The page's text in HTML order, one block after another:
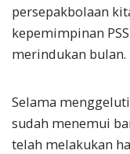
persepakbolaan
kepemimpinan
merindukan bulan.
Selama
sudah menemui
telah melakukan